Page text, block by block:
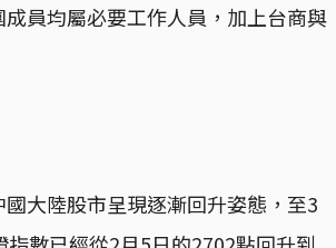
員均屬必要工作人員，加上台商與
大陸股市呈現逐漸回升姿態，至3